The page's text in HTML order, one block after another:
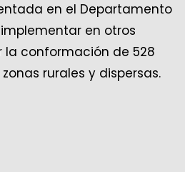
en el Departamento
en otros
la conformación de 528
rurales y dispersas.